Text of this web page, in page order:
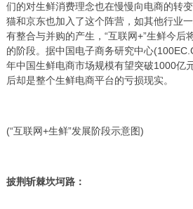
们的对生鲜消费理念也在慢慢向电商的转
猫和京东也加入了这个阵营，如其他行业
有整合与并购的产生，“互联网+”生鲜今后
的阶段。据中国电子商务研究中心
年中国生鲜电商市场规模有望突破1000亿
后却是整个生鲜电商平台的亏损现实。
(“互联网+生鲜”发展阶段示意图)
披荆斩棘坎坷路：